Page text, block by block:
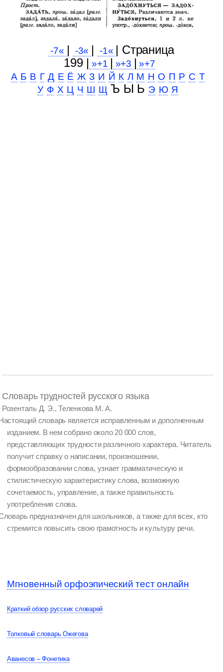
-7« | -3« | -1« | Cтраница
199 | »+1 | »+3 | »+7
А Б В Г Д Е Ё Ж З И Й К Л М Н О П Р С Т
У Ф Х Ц Ч Ш Щ Ъ Ы Ь Э Ю Я
Словарь трудностей русского языка
Розенталь Д. Э., Теленкова М. А.
словарь является исправленным и дополненным
изданием. В нем собрано около 20 000 слов,
представляющих трудности различного характера. Читатель
получит справку о написании, произношении,
формообразовании слова, узнает грамматическую и
стилистическую характеристику слова, возможную
сочетаемость, управление, а также правильность
употребления слова.
предназначен для школьников, а также для всех, кто
стремится повысить свою грамотность и культуру речи.
Мгновенный орфоэпический тест онлайн
Краткий обзор русских словарей
Толковый словарь Ожегова
Аванесов – Фонетика